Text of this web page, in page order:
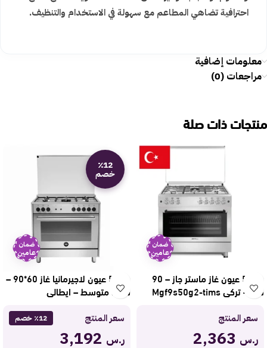
احترافية تضاهي المطاعم مع سهولة في الاستخدام والتنظيف.
معلومات إضافية
مراجعات (0)
منتجات ذات صلة
ضمان
عامين
فرن 5 عيون غاز ماستر جاز – 90
سم – تركي Mgf9s50g2-tims
سعر المنتج
ر.س
٪12
خصم
ضمان
عامين
فرن 5 عيون لاجيرمانيا غاز 60*90 –
شبك متوسط – ايطالي
Ris95c31dx
سعر المنتج ٪12 خصم
ر.س